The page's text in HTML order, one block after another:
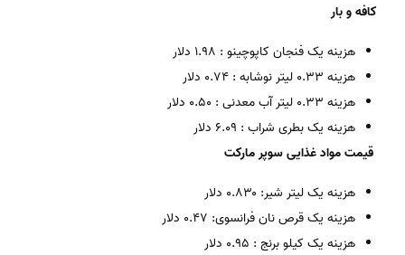
کافه و بار
هزینه یک فنجان کاپوچینو : ۱.۹۸ دلار
هزینه ۰.۳۳ لیتر نوشابه : ۰.۷۴ دلار
هزینه ۰.۳۳ لیتر آب معدنی : ۰.۵۰ دلار
هزینه یک بطری شراب : ۶.۰۹ دلار
قیمت مواد غذاییسوپر مارکت
هزینه یک لیتر شیر: ۰.۸۳۰ دلار
هزینه یک قرص نان فرانسوی: ۰.۴۷ دلار
هزینه یک کیلو برنج : ۰.۹۵ دلار